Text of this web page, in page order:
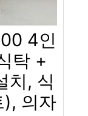
4인
탁 +
치, 식
), 의자